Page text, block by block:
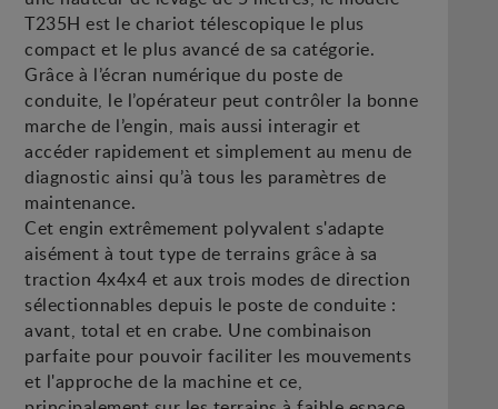
T235H est le chariot télescopique le plus
compact et le plus avancé de sa catégorie.
Grâce à l’écran numérique du poste de
conduite, le l’opérateur peut contrôler la bonne
marche de l’engin, mais aussi interagir et
accéder rapidement et simplement au menu de
diagnostic ainsi qu’à tous les paramètres de
maintenance.
Cet engin extrêmement polyvalent s'adapte
aisément à tout type de terrains grâce à sa
traction 4x4x4 et aux trois modes de direction
sélectionnables depuis le poste de conduite :
avant, total et en crabe. Une combinaison
parfaite pour pouvoir faciliter les mouvements
et l'approche de la machine et ce,